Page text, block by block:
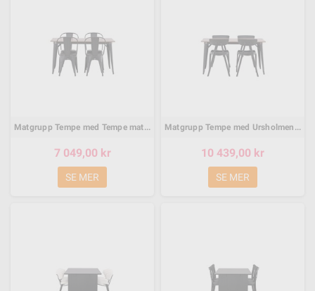
Matgrupp Tempe med Tempe matstolar, 140 × 80 cm
7 049,00 kr
SE MER
Matgrupp Tempe med Ursholmen matstolar, 140 × 80 cm
10 439,00 kr
SE MER